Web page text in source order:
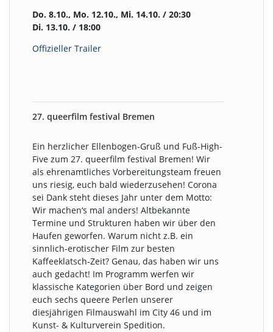
Do. 8.10., Mo. 12.10., Mi. 14.10. / 20:30
Di. 13.10. / 18:00
Offizieller Trailer
27. queerfilm festival Bremen
Ein herzlicher Ellenbogen-Gruß und Fuß-High-
Five zum 27. queerfilm festival Bremen! Wir
als ehrenamtliches Vorbereitungsteam freuen
uns riesig, euch bald wiederzusehen! Corona
sei Dank steht dieses Jahr unter dem Motto:
Wir machen‘s mal anders! Altbekannte
Termine und Strukturen haben wir über den
Haufen geworfen. Warum nicht z.B. ein
sinnlich-erotischer Film zur besten
Kaffeeklatsch-Zeit? Genau, das haben wir uns
auch gedacht! Im Programm werfen wir
klassische Kategorien über Bord und zeigen
euch sechs queere Perlen unserer
diesjährigen Filmauswahl im City 46 und im
Kunst- & Kulturverein Spedition.